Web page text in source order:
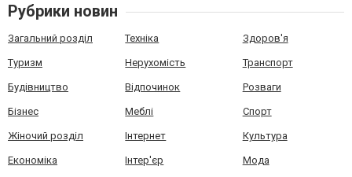
Рубрики новин
Загальний розділ Техніка Здоров'я
Туризм Нерухомість Транспорт
Будівництво Відпочинок Розваги
Бізнес Меблі Спорт
Жіночий розділ Інтернет Культура
Економіка Інтер'єр Мода